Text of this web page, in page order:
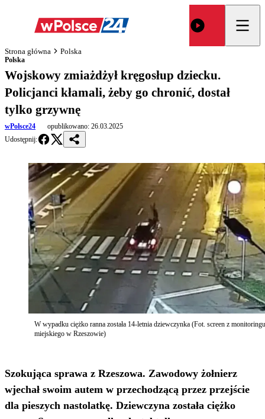
Strona główna Polska
Polska
Wojskowy zmiażdżył kręgosłup dziecku.
Policjanci kłamali, żeby go chronić, dostał
tylko grzywnę
wPolsce24 opublikowano: 26.03.2025
Udostępnij:
W wypadku ciężko ranna została 14-letnia dziewczynka (Fot. screen z monitoringu
miejskiego w Rzeszowie)
Szokująca sprawa z Rzeszowa. Zawodowy żołnierz
wjechał swoim autem w przechodzącą przez przejście
dla pieszych nastolatkę. Dziewczyna została ciężko